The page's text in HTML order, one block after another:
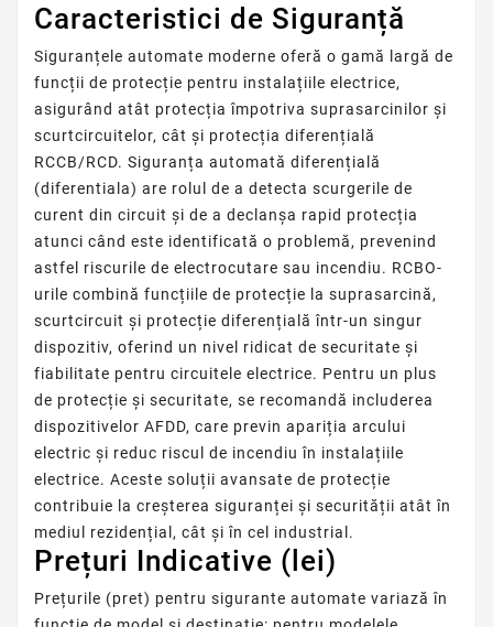
Caracteristici de Siguranță
Siguranțele automate moderne oferă o gamă largă de
funcții de protecție pentru instalațiile electrice,
asigurând atât protecția împotriva suprasarcinilor și
scurtcircuitelor, cât și protecția diferențială
RCCB/RCD. Siguranța automată diferențială
(diferentiala) are rolul de a detecta scurgerile de
curent din circuit și de a declanșa rapid protecția
atunci când este identificată o problemă, prevenind
astfel riscurile de electrocutare sau incendiu. RCBO-
urile combină funcțiile de protecție la suprasarcină,
scurtcircuit și protecție diferențială într-un singur
dispozitiv, oferind un nivel ridicat de securitate și
fiabilitate pentru circuitele electrice. Pentru un plus
de protecție și securitate, se recomandă includerea
dispozitivelor AFDD, care previn apariția arcului
electric și reduc riscul de incendiu în instalațiile
electrice. Aceste soluții avansate de protecție
contribuie la creșterea siguranței și securității atât în
mediul rezidențial, cât și în cel industrial.
Prețuri Indicative (lei)
Prețurile (pret) pentru sigurante automate variază în